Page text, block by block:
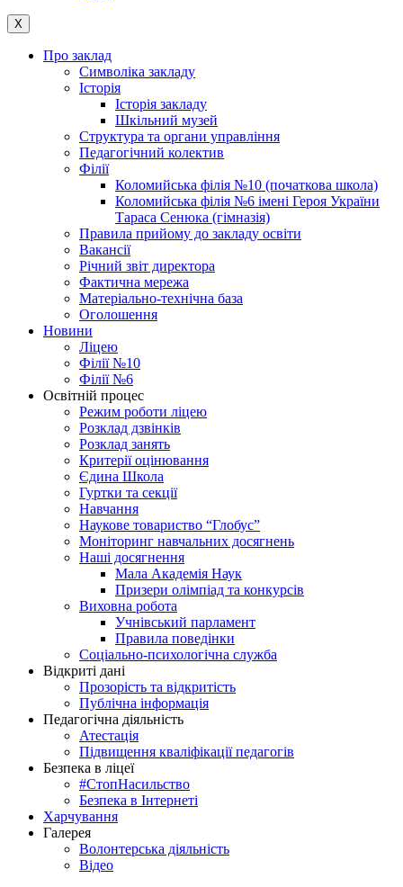
X
Про заклад
Символіка закладу
Історія
Історія закладу
Шкільний музей
Структура та органи управління
Педагогічний колектив
Філії
Коломийська філія №10 (початкова школа)
Коломийська філія №6 імені Героя України
Тараса Сенюка (гімназія)
Правила прийому до закладу освіти
Вакансії
Річний звіт директора
Фактична мережа
Матеріально-технічна база
Оголошення
Новини
Ліцею
Філії №10
Філії №6
Освітній процес
Режим роботи ліцею
Розклад дзвінків
Розклад занять
Критерії оцінювання
Єдина Школа
Гуртки та секції
Навчання
Наукове товариство “Глобус”
Моніторинг навчальних досягнень
Наші досягнення
Мала Академія Наук
Призери олімпіад та конкурсів
Виховна робота
Учнівський парламент
Правила поведінки
Соціально-психологічна служба
Відкриті дані
Прозорість та відкритість
Публічна інформація
Педагогічна діяльність
Атестація
Підвищення кваліфікації педагогів
Безпека в ліцеї
#СтопНасильство
Безпека в Інтернеті
Харчування
Галерея
Волонтерська діяльність
Відео